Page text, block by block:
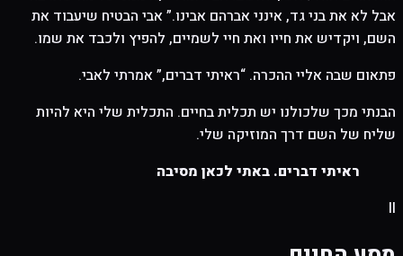
אבל לא את בני גד, אינני אברהם אבינו.” אבי הבטיח שיעבוד את
השם, ויקדיש את חייו ואת חיי לשמיים, להפיץ ולכבד את שמו.
פתאום שבה אליי ההכרה. “ראיתי דברים,” אמרתי לאבי.
הבנתי מכך שלכולנו יש תכלית בחיים. התכלית שלי היא להיות
שליח של השם דרך המוזיקה שלי.
ראיתי דברים. באתי לכאן מסיבה
II